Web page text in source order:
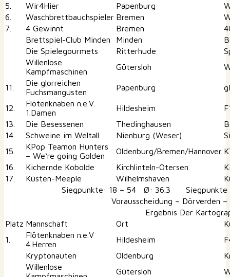
5.
Wir4Hier Papenburg
6.
Waschbrettbauchspieler Bremen
7.
4 Gewinnt Bremen
Brettspiel-Club Minden
Minden
Die Spielegourmets
Ritterhude
Willenlose
Kampfmaschinen
Gütersloh
11.
Die glorreichen
Fuchsmangusten
Papenburg
12.
Flötenknaben n.e.V.
1.Damen
Hildesheim
13.
Die Besessenen Thedinghausen
14.
Schweine im Weltall Nienburg (Weser)
15.
KPop Teamon Hunters
– We‘re going Golden
Oldenburg/Bremen/Hannover
16.
Kichernde Kobolde Kirchlinteln-Otersen
17.
Küsten-Meeple Wilhelmshaven
Siegpunkte: 18 – 54 Ø: 36.3 Siegpunkte
Vorausscheidung – Dörverden
Ergebnis Der
Platz Mannschaft Ort
1.
Flötenknaben n.e.V
4.Herren
Hildesheim
Kryptonauten
Oldenburg
Willenlose
Gütersloh